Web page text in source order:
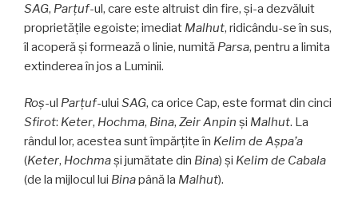
SAG, Parţuf-ul, care este altruist din fire, și-a dezvăluit
proprietățile egoiste; imediat Malhut, ridicându-se în sus,
îl acoperă și formează o linie, numită Parsa, pentru a limita
extinderea în jos a Luminii.
Roş-ul Parţuf-ului SAG, ca orice Cap, este format din cinci
Sfirot: Keter, Hochma, Bina, Zeir Anpin și Malhut. La
rândul lor, acestea sunt împărțite în Kelim de Aşpa’a
(Keter, Hochmași jumătate din Bina) și Kelim de Cabala
(de la mijlocul lui Binapână la Malhut).